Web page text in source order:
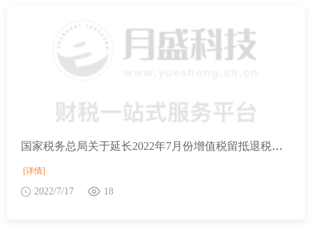
国家税务总局关于延长2022年7月份增值税留抵退税申请时间的公告
[详情]
2022/7/17 18